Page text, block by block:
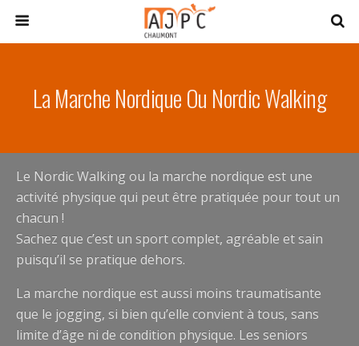
La Marche Nordique Ou Nordic Walking
Le Nordic Walking ou la marche nordique est une
activité physique qui peut être pratiquée pour tout un
chacun !
Sachez que c’est un sport complet, agréable et sain
puisqu’il se pratique dehors.
La marche nordique est aussi moins traumatisante
que le jogging, si bien qu’elle convient à tous, sans
limite d’âge ni de condition physique. Les seniors